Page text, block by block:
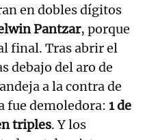
en dobles dígitos
Pantzar, porque
final. Tras abrir el
debajo del aro de
a la contra de
fue demoledora: 1 de
triples. Y los